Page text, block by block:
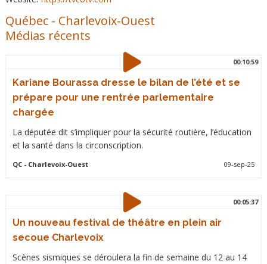
Québec - Charlevoix-Ouest
Médias récents
00:10:59
Kariane Bourassa dresse le bilan de l’été et se
prépare pour une rentrée parlementaire
chargée
La députée dit s’impliquer pour la sécurité routière, l’éducation
et la santé dans la circonscription.
QC- Charlevoix-Ouest 09-sep-25
00:05:37
Un nouveau festival de théâtre en plein air
secoue Charlevoix
Scènes sismiques se déroulera la fin de semaine du 12 au 14